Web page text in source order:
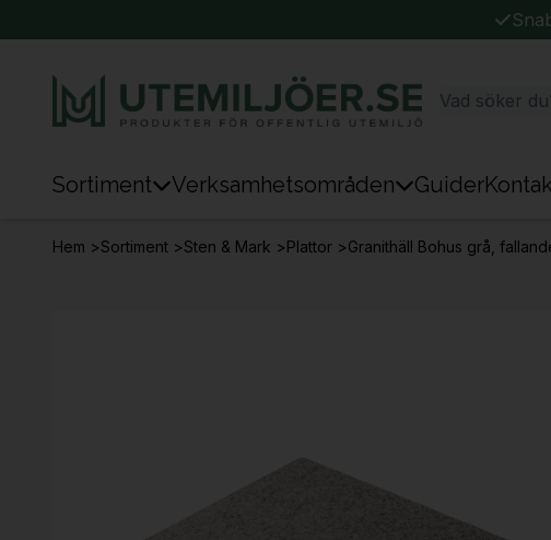
Sortiment Verksamhetsområden Guider
Hem >Sortiment >Sten & Mark >Plattor >Granithäll Bohus grå,